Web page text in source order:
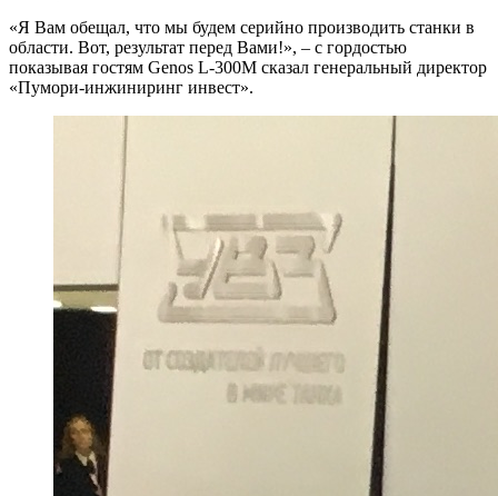
«Я Вам обещал, что мы будем серийно производить станки в
области. Вот, результат перед Вами!», – с гордостью
показывая гостям Genos L-300М сказал генеральный директор
«Пумори-инжиниринг инвест».